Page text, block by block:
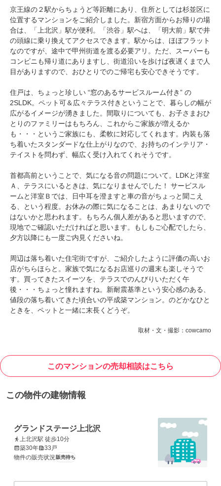
京王線の２駅からちょうど等距離にあり、住所としては杉並区に
位置するマンションをご紹介しました。新宿方面からお帰りの場
合は、「上北沢」駅が便利。「渋谷」駅へは、「明大前」駅で井
の頭線に乗り換えてアクセスできます。駅からは、ほぼフラット
なのですが、途中で甲州街道を渡る必要アリ。ただ、スーパーも
コンビニも帰り道にありますし、街道沿いを歩けば夜遅くまで人
目がありますので、おひとりでのご帰宅も安心できそうです。
住戸は、ちょっと珍しい “窓のあるサービスルーム付き” の
2SLDK。ペット可＆広々テラス付きということで、暮らしの幅が
広がるイメージが湧きました。間取りについても、お子さまおひ
とりのファミリーはもちろん、これからご家族が増えるか
も・・・というご家族にも、柔軟に対応してくれます。内装も落
ち着いたスタンダードな仕上がりなので、お持ちのインテリア・
テイストを問わず、幅広く受け入れてくれそうです。
首都高前ということで、気になる音の問題について。LDKと洋室
Ａ、テラスにいるときは、気になりませんでした！ サービスル
ームと洋室Ｂでは、日中耳を澄ますと車の音がちょっと聞こえ
る、という程度。お休みの際に気になることは、あまりないので
はないかと思われます。もちろん個人差があると思いますので、
現地でご確認いただければと思います。もしもご心配でしたら、
夕方以降にも一度ご内見くださいね。
周辺は落ち着いた住宅街ですが、ご紹介したように評価の高いお
店がちらほらと。家族で気になるお店巡りの週末も楽しそうで
す。買ってきたスイーツを、テラスでのんびりいただく午
後・・・ちょっと憧れますね。新耐震基準という安心感のある、
値段の落ち着いてきた頃合いの平成築マンション。のどかなひと
ときを、ペットと一緒に末長くどうぞ。
取材・文・撮影：cowcamo
このマンションの売却相談はこちら
この物件の建物情報
グランドステージ上北沢
上北沢駅 徒歩10分
築30年
33戸
物件の販売状況販売待ち